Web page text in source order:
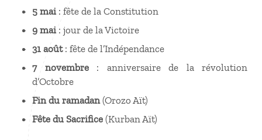
5 mai : fête de la Constitution
9 mai : jour de la Victoire
31 août: fête de l’Indépendance
7 novembre: anniversaire de la révolution
d’Octobre
Fin du ramadan(Orozo Aït)
Fête du Sacrifice (Kurban Aït)